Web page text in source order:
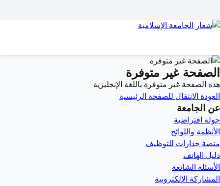
الصفحة غير متوفرة
هذه الصفحة غير متوفرة باللغة الإنجليزية
العودة الانتقال للصفحة الرئيسية
عن الجامعة
جولة افتراضية
الأنظمة واللوائح
منصة جدارات للتوظيف
دليل الهاتف
الأسئلة الشائعة
المشاركة الإلكترونية